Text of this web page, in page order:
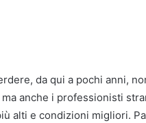
da qui a pochi anni,
anche i professionisti
alti e condizioni migliori.